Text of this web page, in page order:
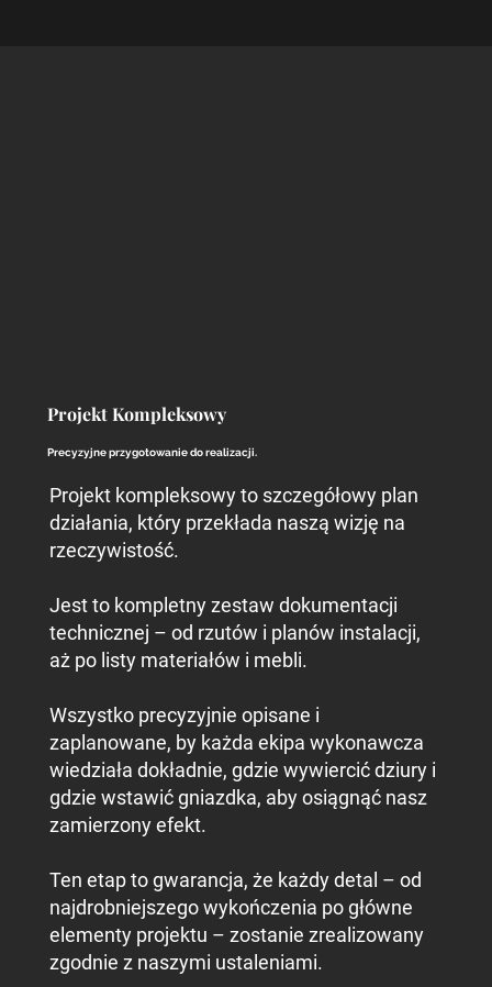
Projekt Kompleksowy
Precyzyjne przygotowanie do realizacji.
Projekt kompleksowy to szczegółowy plan
działania, który przekłada naszą wizję na
rzeczywistość.
Jest to kompletny zestaw dokumentacji
technicznej – od rzutów i planów instalacji,
aż po listy materiałów i mebli.
Wszystko precyzyjnie opisane i
zaplanowane, by każda ekipa wykonawcza
wiedziała dokładnie, gdzie wywiercić dziury i
gdzie wstawić gniazdka, aby osiągnąć nasz
zamierzony efekt.
Ten etap to gwarancja, że każdy detal – od
najdrobniejszego wykończenia po główne
elementy projektu – zostanie zrealizowany
zgodnie z naszymi ustaleniami.